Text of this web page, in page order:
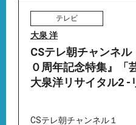
テレビ
大泉 洋
CSテレ朝チャンネル
０周年記念特集』「
大泉洋リサイタル2 -
CSテレ朝チャンネル１